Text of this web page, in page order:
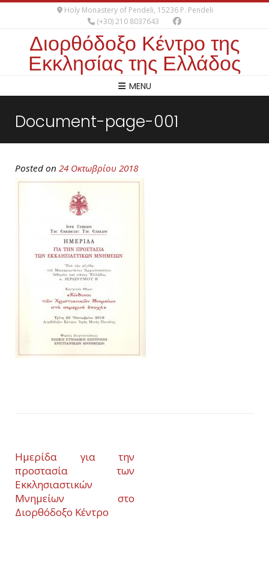
Holy Monastery of Pendeli, 15236 P. Pendeli
(+30) 210 8037643
Διορθόδοξο Κέντρο της
Εκκλησίας της Ελλάδος
MENU
Document-page-001
Posted on 24 Οκτωβρίου 2018
Ημερίδα για την
προστασία των
Εκκλησιαστικών
Μνημείων στο
Διορθόδοξο Κέντρο